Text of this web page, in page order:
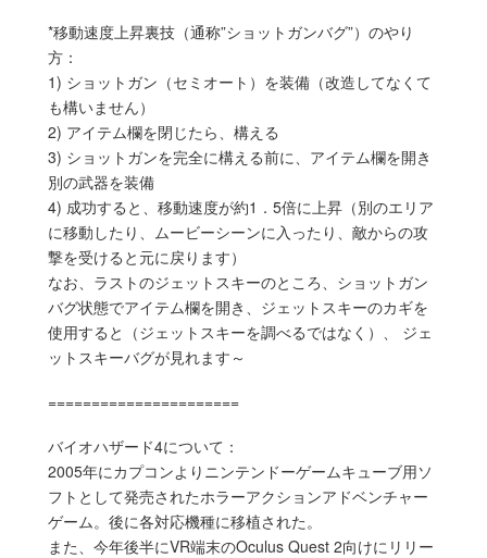
*移動速度上昇裏技（通称”ショットガンバグ”）のやり
方：
1) ショットガン（セミオート）を装備（改造してなくて
も構いません）
2) アイテム欄を閉じたら、構える
3) ショットガンを完全に構える前に、アイテム欄を開き
別の武器を装備
4) 成功すると、移動速度が約1．5倍に上昇（別のエリア
に移動したり、ムービーシーンに入ったり、敵からの攻
撃を受けると元に戻ります）
なお、ラストのジェットスキーのところ、ショットガン
バグ状態でアイテム欄を開き、ジェットスキーのカギを
使用すると（ジェットスキーを調べるではなく）、 ジェ
ットスキーバグが見れます～
======================
バイオハザード4について：
2005年にカプコンよりニンテンドーゲームキューブ用ソ
フトとして発売されたホラーアクションアドベンチャー
ゲーム。後に各対応機種に移植された。
また、今年後半にVR端末のOculus Quest 2向けにリリー